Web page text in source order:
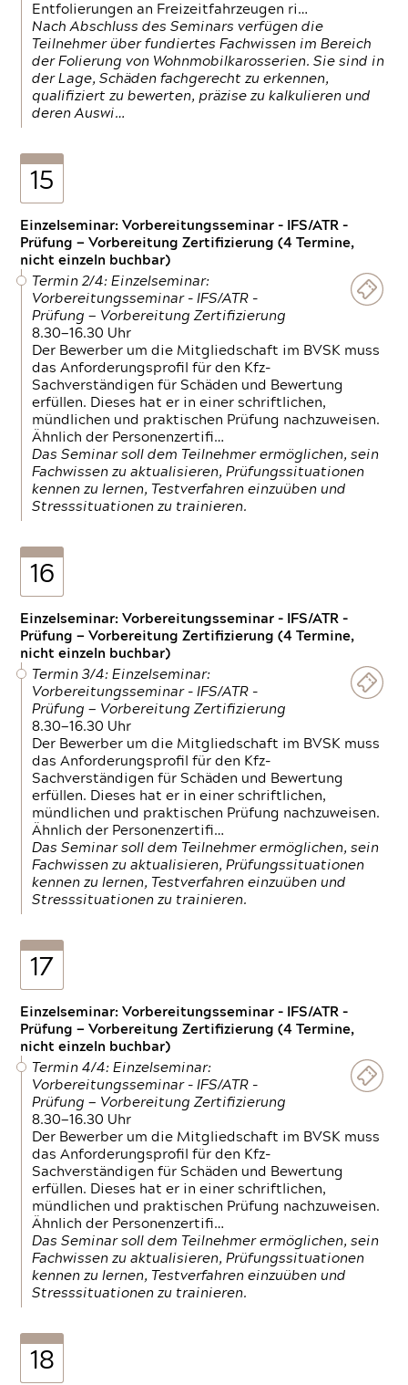
Entfolierungen an Freizeitfahrzeugen ri…
Nach Abschluss des Seminars verfügen die
Teilnehmer über fundiertes Fachwissen im Bereich
der Folierung von Wohnmobilkarosserien. Sie sind in
der Lage, Schäden fachgerecht zu erkennen,
qualifiziert zu bewerten, präzise zu kalkulieren und
deren Auswi…
15
Einzelseminar: Vorbereitungsseminar - IFS/ATR -
Prüfung — Vorbereitung Zertifizierung (4 Termine,
nicht einzeln buchbar)
Termin 2/4: Einzelseminar:
Vorbereitungsseminar - IFS/ATR -
Prüfung — Vorbereitung Zertifizierung
8.30—16.30 Uhr
Der Bewerber um die Mitgliedschaft im BVSK muss
das Anforderungsprofil für den Kfz-
Sachverständigen für Schäden und Bewertung
erfüllen. Dieses hat er in einer schriftlichen,
mündlichen und praktischen Prüfung nachzuweisen.
Ähnlich der Personenzertifi…
Das Seminar soll dem Teilnehmer ermöglichen, sein
Fachwissen zu aktualisieren, Prüfungssituationen
kennen zu lernen, Testverfahren einzuüben und
Stresssituationen zu trainieren.
16
Einzelseminar: Vorbereitungsseminar - IFS/ATR -
Prüfung — Vorbereitung Zertifizierung (4 Termine,
nicht einzeln buchbar)
Termin 3/4: Einzelseminar:
Vorbereitungsseminar - IFS/ATR -
Prüfung — Vorbereitung Zertifizierung
8.30—16.30 Uhr
Der Bewerber um die Mitgliedschaft im BVSK muss
das Anforderungsprofil für den Kfz-
Sachverständigen für Schäden und Bewertung
erfüllen. Dieses hat er in einer schriftlichen,
mündlichen und praktischen Prüfung nachzuweisen.
Ähnlich der Personenzertifi…
Das Seminar soll dem Teilnehmer ermöglichen, sein
Fachwissen zu aktualisieren, Prüfungssituationen
kennen zu lernen, Testverfahren einzuüben und
Stresssituationen zu trainieren.
17
Einzelseminar: Vorbereitungsseminar - IFS/ATR -
Prüfung — Vorbereitung Zertifizierung (4 Termine,
nicht einzeln buchbar)
Termin 4/4: Einzelseminar:
Vorbereitungsseminar - IFS/ATR -
Prüfung — Vorbereitung Zertifizierung
8.30—16.30 Uhr
Der Bewerber um die Mitgliedschaft im BVSK muss
das Anforderungsprofil für den Kfz-
Sachverständigen für Schäden und Bewertung
erfüllen. Dieses hat er in einer schriftlichen,
mündlichen und praktischen Prüfung nachzuweisen.
Ähnlich der Personenzertifi…
Das Seminar soll dem Teilnehmer ermöglichen, sein
Fachwissen zu aktualisieren, Prüfungssituationen
kennen zu lernen, Testverfahren einzuüben und
Stresssituationen zu trainieren.
18